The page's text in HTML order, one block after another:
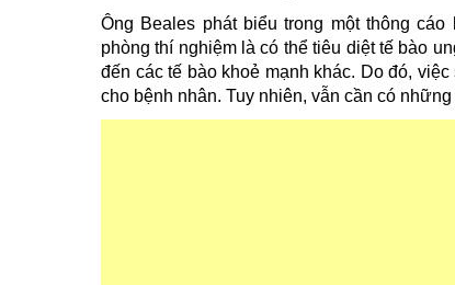
Ông Beales phát biểu trong một thông
phòng thí nghiệm là có thể tiêu diệt tế bào
đến các tế bào khoẻ mạnh khác. Do đó,
cho bệnh nhân. Tuy nhiên, vẫn cần có